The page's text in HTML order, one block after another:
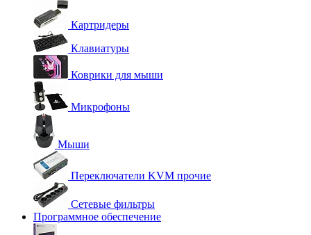
Картридеры
Клавиатуры
Коврики для мыши
Микрофоны
Мыши
Переключатели KVM прочие
Сетевые фильтры
Программное обеспечение